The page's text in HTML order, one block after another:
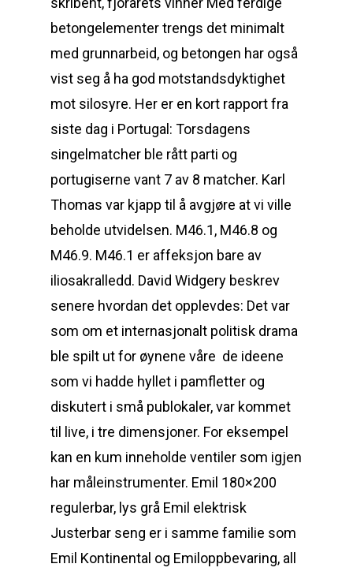
betongelementer trengs det minimalt
med grunnarbeid, og betongen har også
vist seg å ha god motstandsdyktighet
mot silosyre. Her er en kort rapport fra
siste dag i Portugal: Torsdagens
singelmatcher ble rått parti og
portugiserne vant 7 av 8 matcher. Karl
Thomas var kjapp til å avgjøre at vi ville
beholde utvidelsen. M46.1, M46.8 og
M46.9. M46.1 er affeksjon bare av
iliosakralledd. David Widgery beskrev
senere hvordan det opplevdes: Det var
som om et internasjonalt politisk drama
ble spilt ut for øynene våre  de ideene
som vi hadde hyllet i pamfletter og
diskutert i små publokaler, var kommet
til live, i tre dimensjoner. For eksempel
kan en kum inneholde ventiler som igjen
har måleinstrumenter. Emil 180×200
regulerbar, lys grå Emil elektrisk
Justerbar seng er i samme familie som
Emil Kontinental og Emiloppbevaring, all